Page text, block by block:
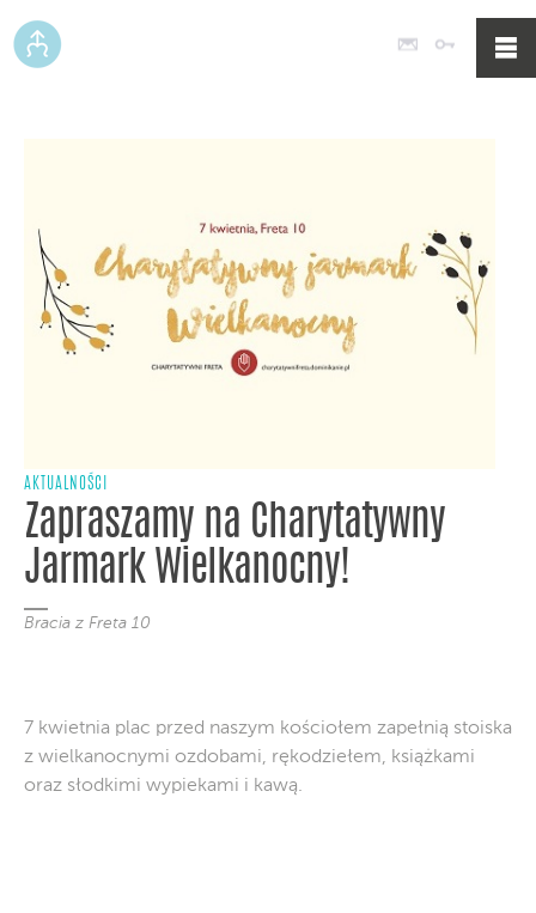
Poczta
AKTUALNOŚCI
Zapraszamy na Charytatywny
Jarmark Wielkanocny!
Bracia z Freta 10
7 kwietnia plac przed naszym kościołem zapełnią stoiska
z wielkanocnymi ozdobami, rękodziełem, książkami
oraz słodkimi wypiekami i kawą.